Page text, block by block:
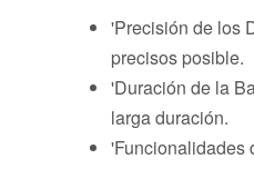
'Precisión de los
precisos posible.
'Duración de la
larga duración.
'Funcionalidades